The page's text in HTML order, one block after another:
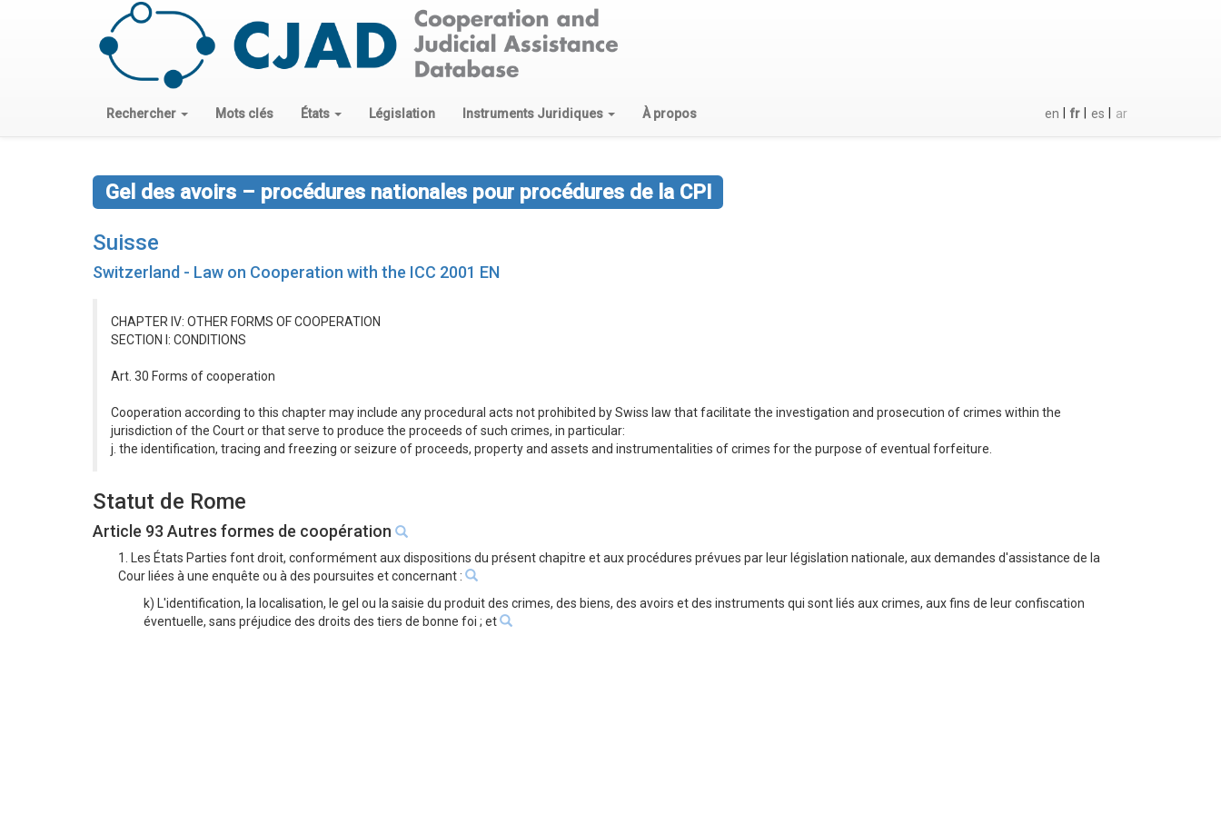
Rechercher Mots clés États Législation Instruments Juridiques À propos en fr es ar
Gel des avoirs – procédures nationales pour procédures de la CPI
Suisse
Switzerland - Law on Cooperation with the ICC 2001 EN
CHAPTER IV: OTHER FORMS OF COOPERATION
SECTION I: CONDITIONS
Art. 30 Forms of cooperation
Cooperation according to this chapter may include any procedural acts not prohibited by Swiss law that facilitate the investigation and prosecution of crimes within the
jurisdiction of the Court or that serve to produce the proceeds of such crimes, in particular:
j. the identification, tracing and freezing or seizure of proceeds, property and assets and instrumentalities of crimes for the purpose of eventual forfeiture.
Statut de Rome
Article 93 Autres formes de coopération
1. Les États Parties font droit, conformément aux dispositions du présent chapitre et aux procédures prévues par leur législation nationale, aux demandes d'assistance de la
Cour liées à une enquête ou à des poursuites et concernant :
k) L'identification, la localisation, le gel ou la saisie du produit des crimes, des biens, des avoirs et des instruments qui sont liés aux crimes, aux fins de leur confiscation
éventuelle, sans préjudice des droits des tiers de bonne foi ; et